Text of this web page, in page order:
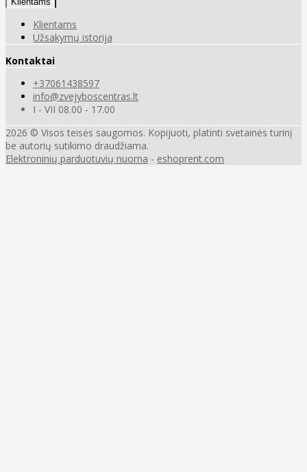
Klientams
Užsakymų istorija
Kontaktai
+37061438597
info@zvejyboscentras.lt
I - VII 08.00 - 17.00
2026 © Visos teisės saugomos. Kopijuoti, platinti svetainės turinį
be autorių sutikimo draudžiama.
Elektroninių parduotuvių nuoma - eshoprent.com